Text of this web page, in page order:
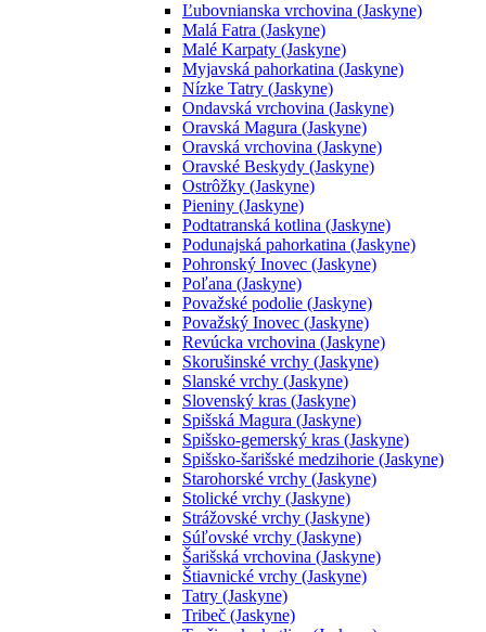
Ľubovnianska vrchovina (Jaskyne)
Malá Fatra (Jaskyne)
Malé Karpaty (Jaskyne)
Myjavská pahorkatina (Jaskyne)
Nízke Tatry (Jaskyne)
Ondavská vrchovina (Jaskyne)
Oravská Magura (Jaskyne)
Oravská vrchovina (Jaskyne)
Oravské Beskydy (Jaskyne)
Ostrôžky (Jaskyne)
Pieniny (Jaskyne)
Podtatranská kotlina (Jaskyne)
Podunajská pahorkatina (Jaskyne)
Pohronský Inovec (Jaskyne)
Poľana (Jaskyne)
Považské podolie (Jaskyne)
Považský Inovec (Jaskyne)
Revúcka vrchovina (Jaskyne)
Skorušinské vrchy (Jaskyne)
Slanské vrchy (Jaskyne)
Slovenský kras (Jaskyne)
Spišská Magura (Jaskyne)
Spišsko-gemerský kras (Jaskyne)
Spišsko-šarišské medzihorie (Jaskyne)
Starohorské vrchy (Jaskyne)
Stolické vrchy (Jaskyne)
Strážovské vrchy (Jaskyne)
Súľovské vrchy (Jaskyne)
Šarišská vrchovina (Jaskyne)
Štiavnické vrchy (Jaskyne)
Tatry (Jaskyne)
Tribeč (Jaskyne)